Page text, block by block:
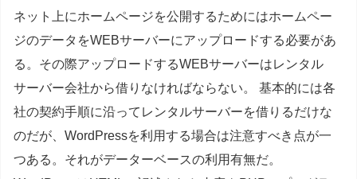
ネット上にホームページを公開するためにはホームペー
ジのデータをWEBサーバーにアップロードする必要があ
る。その際アップロードするWEBサーバーはレンタル
サーバー会社から借りなければならない。 基本的には各
社の契約手順に沿ってレンタルサーバーを借りるだけな
のだが、WordPressを利用する場合は注意すべき点が一
つある。それがデーターベースの利用有無だ。